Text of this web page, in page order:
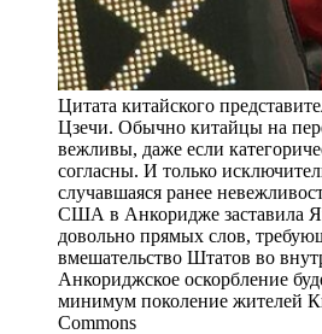
Цитата китайского
Цзечи. Обычно китайцы на
вежливы, даже если
согласны. И только
случавшаяся ранее
США в Анкоридже заставила
довольно прямых слов,
вмешательство Штатов во
Анкориджское оскорбление
минимум поколение жителей
Commons